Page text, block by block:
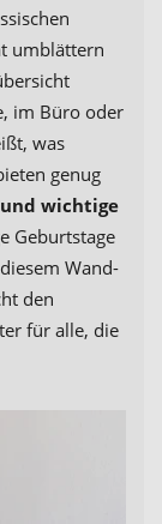
umblättern
im Büro oder
was
genug
wichtige
Geburtstage
Wand-
den
für alle, die